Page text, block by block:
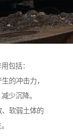
包括：
的冲击力，
少沉降。
软弱土体的